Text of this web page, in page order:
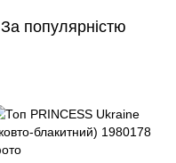
За популярністю